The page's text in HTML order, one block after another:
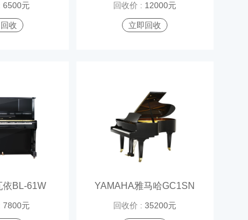
6500元
收
回收价 : 12000元
立即回收
依BL-61W
7800元
YAMAHA雅马哈GC1SN
回收价 :35200元